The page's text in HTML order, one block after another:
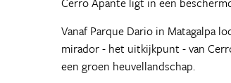
Vanaf Parque Dario in Matagalpa
mirador - het uitkijkpunt - van
een groen heuvellandschap.